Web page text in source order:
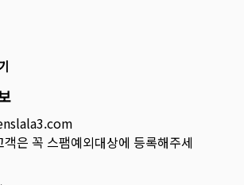
은 꼭 스팸예외대상에 등록해주세